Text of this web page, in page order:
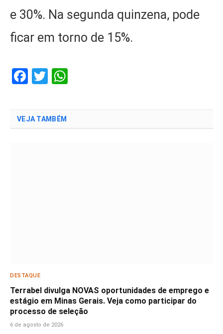
e 30%. Na segunda quinzena, pode
ficar em torno de 15%.
Facebook
Twitter
VEJA TAMBÉM
DESTAQUE
Terrabel divulga NOVAS oportunidades de emprego e
estágio em Minas Gerais. Veja como participar do
processo de seleção
6 de agosto de 2026